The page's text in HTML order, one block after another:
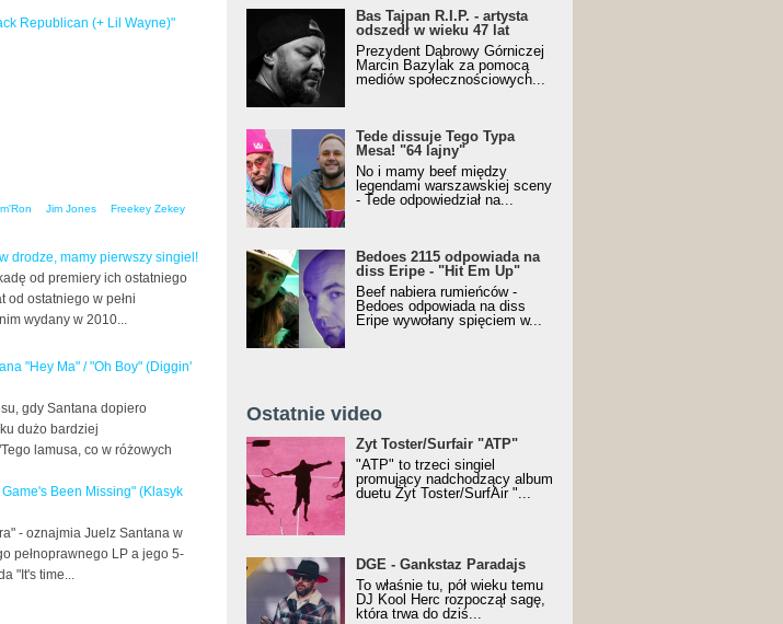
Republican (+ Lil Wayne)"
Jim Jones Freekey Zekey
drodze, mamy pierwszy singiel!
od premiery ich ostatniego
od ostatniego w pełni
wydany w 2010...
"Hey Ma" / "Oh Boy" (Diggin'
gdy Santana dopiero
dużo bardziej
lamusa, co w różowych
Been Missing" (Klasyk
- oznajmia Juelz Santana w
pełnoprawnego LP a jego 5-
"It's time...
Bas Tajpan R.I.P. - artysta
odszedł w wieku 47 lat
Prezydent Dąbrowy Górniczej
Marcin Bazylak za pomocą
mediów społecznościowych...
Tede dissuje Tego Typa
Mesa! "64 lajny"
No i mamy beef między
legendami warszawskiej sceny
- Tede odpowiedział na...
Bedoes 2115 odpowiada na
diss Eripe - "Hit Em Up"
Beef nabiera rumieńców -
Bedoes odpowiada na diss
Eripe wywołany spięciem w...
Ostatnie video
Żyt Toster/SurfAir - ATP VIDEO
Żyt Toster/Surfair "ATP"
"ATP" to trzeci singiel
promujący nadchodzący album
duetu Żyt Toster/SurfAir "...
donGURALesko z nagrodą za
Klasyczny/Trueschoolowy
Album Roku (Popkillery 2023)
DGE - Gankstaz Paradajs
To właśnie tu, pół wieku temu
DJ Kool Herc rozpoczął sagę,
która trwa do dziś...